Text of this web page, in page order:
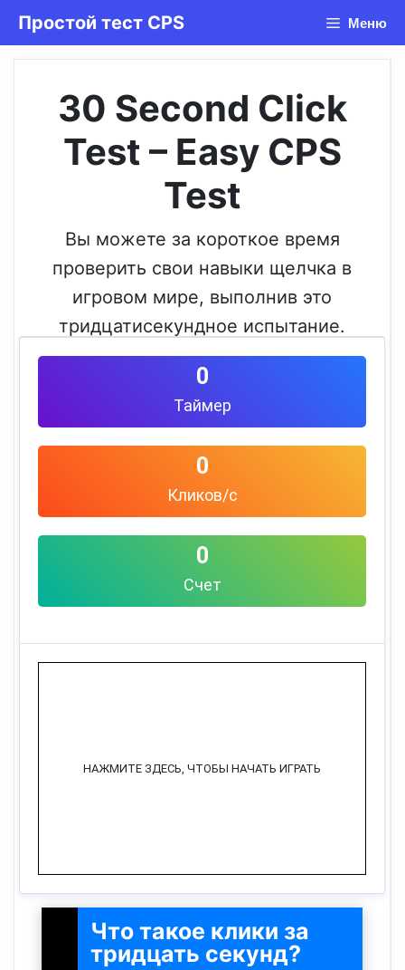
Перейти
к
Простой тест CPS Меню
30 Second Click
Test – Easy CPS
Test
Вы можете за короткое время
проверить свои навыки щелчка в
игровом мире, выполнив это
тридцатисекундное испытание.
0
Таймер
0
Кликов/с
0
Счет
НАЖМИТЕ ЗДЕСЬ, ЧТОБЫ НАЧАТЬ ИГРАТЬ
Что такое клики за
тридцать секунд?